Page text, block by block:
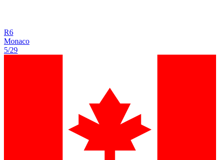
R6
Monaco
5/29